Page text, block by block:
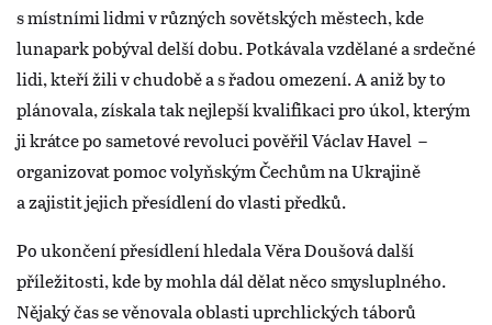
s místními lidmi v různých sovětských městech, kde
lunapark pobýval delší dobu. Potkávala vzdělané a srdečné
lidi, kteří žili v chudobě a s řadou omezení. A aniž by to
plánovala, získala tak nejlepší kvalifikaci pro úkol, kterým
ji krátce po sametové revoluci pověřil Václav Havel –
organizovat pomoc volyňským Čechům na Ukrajině
a zajistit jejich přesídlení do vlasti předků.
Po ukončení přesídlení hledala Věra Doušová další
příležitosti, kde by mohla dál dělat něco smysluplného.
Nějaký čas se věnovala oblasti uprchlických táborů